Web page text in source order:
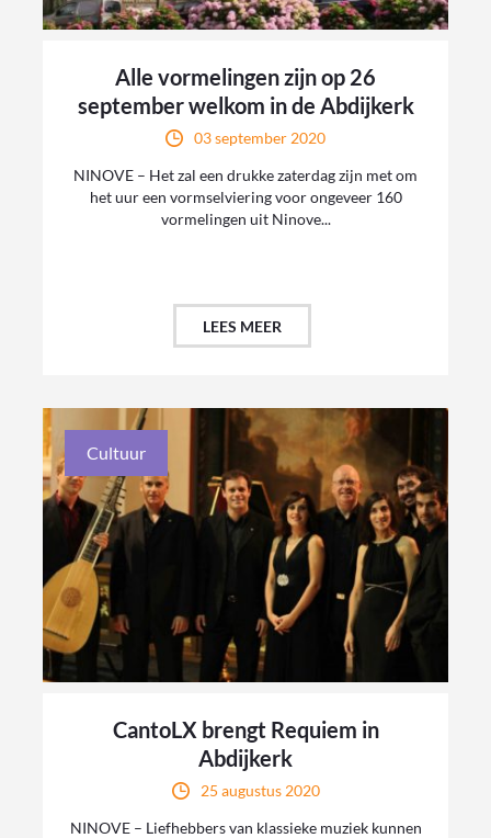
Alle vormelingen zijn op 26
september welkom in de Abdijkerk
03 september 2020
NINOVE – Het zal een drukke zaterdag zijn met om
het uur een vormselviering voor ongeveer 160
vormelingen uit Ninove...
LEES MEER
Cultuur
CantoLX brengt Requiem in
Abdijkerk
25 augustus 2020
NINOVE – Liefhebbers van klassieke muziek kunnen